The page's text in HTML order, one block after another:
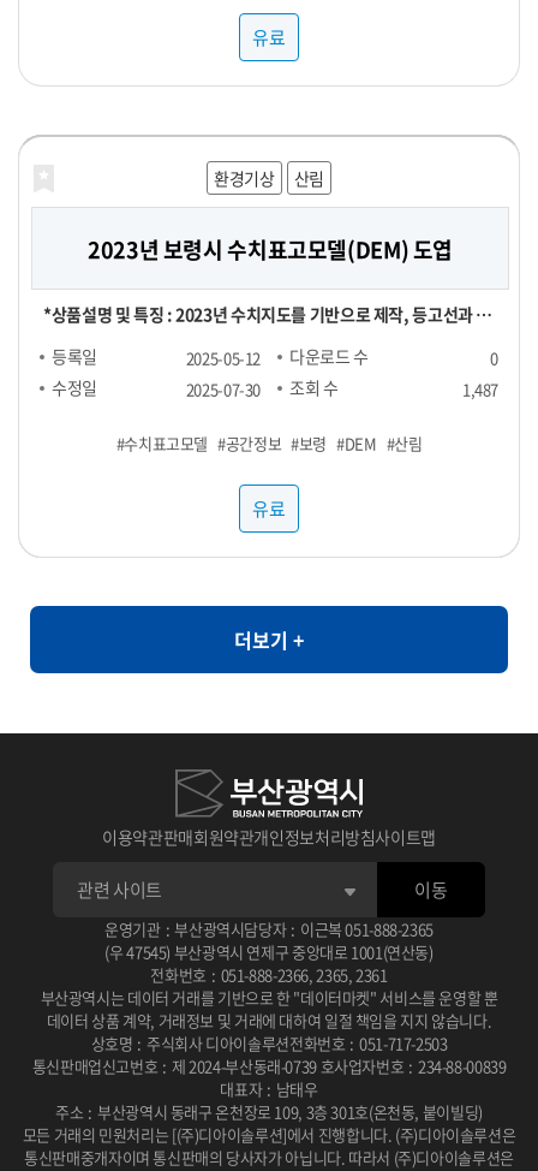
유료
해양농축수산 농식품
대형마트 농산물 실구매 영수증 데이터
실구매 영수증 기반 대형마트 농산물(과일, 채소) 소비 데이터 - 기간
및 용량에 따라 가격 협의 - 구매 가능 기간 : 24년 1월 ~ - 구매 채널 :
대형마트 - 주요 컬럼 : 영수증_이름, 회원_번호, 성별, 연령대, 구매
(과일, 채소) 구매가 포함된 영수증 RAW DATA로, 바스켓 분석 등에
등록일 2025-06-25 다운로드 수 0
수정일 2025-07-31 조회 수 129
#농산물 #대형마트 #영수증 #과일 #채소
유료
재정금융 농식품
영수증 이미지 데이터
[영수증 이미지 데이터 장당 100원] 채널 : 대형마트, 편의점 기간 :
24년 1월 ~ ※온라인, 오프라인 모두 포함되어있으며 사진마다 화질
이 다를 수 있음
등록일 2025-06-24 다운로드 수 0
수정일 2025-07-31 조회 수 107
#샘플1 #샘플4 #영수증 #샘플3 #샘플2
유료
재정금융 농식품
신용카드 채널별 TOP 100 SKU
[신용카드 결제 데이터] ▶ 채널별 TOP 100 SKU : 29,000원 ▶
RAW 형 데이터 : 5,000,000원 채널 : 네이버, 오아시스마켓, 자연드
림, 컬리, 쿠팡 기간 : 25년 1월 ~ FACT : 매출수량 기준 TOP 100
등록일 2025-06-24 다운로드 수 0
수정일 2025-07-31 조회 수 92
#샘플3 #카드 #샘플1 #샘플2 #샘플4
유료
해양농축수산 농식품
전국 지역별 외식 물가
[POS 기반 전국 지역별 외식 물가 데이터] - 1개월 기준 -- 집계형 (지
역별 메뉴 최저가, 최고가, 중앙값, Q1, Q3 값) : 업종당 9만 9천원 --
RAW : 500만원 *협의 -- 지역 구분 : 전국 17개 광역시도 -- 업종 구
찌개, 된장찌개, 삼계탕 설렁탕, 짜장면, 짬뽕, 칼국수 ▷ 카페 : 바닐
라라떼(HOT), 바닐라라떼(ICE), 스무디, 아메리카노(HOT), 아메
리카노(ICE), 에이드, 카라멜마끼아또(HOT), 카라멜마끼아또
(ICE) ▷ 분식 : 김밥(야채), 김밥(참치), 김밥(치즈), 돈까스, 떡볶이,
등록일 2025-06-24 다운로드 수 0
수정일 2025-07-31 조회 수 106
#외식 #샘플2 #물가 #샘플1 #샘플3
유료
보건의료 라이프로그
[합성] HTB 스트레스 진단데이터
본 데이터는 "헬스브릿지"의 "스트레스 진단데이터"를 기반으로,
GAN(적대적 생성 신경망, Generative Adversarial Networks)
모델을 활용하여 생성한 가상의 합성데이터입니다. 합성데이터는 개
니고 있어 임상 연구 및 의료 알고리즘 개발에 적합합니다. 본 데이터
셋은 개인정보 보호 및 연구 목적을 위해 합성데이터(Synthetic
Data) 기법을 기반으로 생성되었습니다. 합성데이터는 실제 데이터
운 분석이 가능하도록 설계되었습니다. 특히 의료/보건/사회 데이터
와 같이 민감한 정보의 활용도가 제한되는 환경에서도 안전하게 고품
질의 데이터 분석을 지원할 수 있습니다. [개요] - 한국인의 자가 정신
유형 코드 - 자기진단 우울 - 자기진단 불안 - 자기진단 스트레스 - 자
기진단 외상후점수 - 상담사 진단 우울 - 상담사 진단 불안 - 상담사 진
에서 주요우울장애 선별을 위한 PHQ-2/PHQ-9 연속선별검사의 유
용성 연구 목적: 일차의료 환경에서 PHQ-2와 PHQ-9를 연속적으로
사용하는 선별검사의 효율성과 정확성을 평가 사용 데이터: 2010년
2월부터 6월까지 일개 대학병원 외래환자 201명을 대상으로 PHQ-
2, PHQ-9, BDI 설문조사 및 DSM-IV 기준에 따른 주치의 면담 주요
결과: PHQ-2/PHQ-9 연속선별검사는 단독 시행보다 진단 정확도가
높고 소요 시간이 적어 일차진료에서 우울증 선별에 유용한 도구로
확인됨 DOI / 링크: 논문 보기 � 뇌교육 기반 명상과 응용근신경학
등록일 2025-06-07 다운로드 수 1
수정일 2025-07-29 조회 수 89
#PTSD #스트레스 #우울 #불안 #합성데이터 #정신건강
유료
환경기상 산림
2023년 보령시 수치표고모델(DEM) 도엽
*상품설명 및 특징 : 2023년 수치지도를 기반으로 제작, 등고선과 표
고점을 활용했은며, 등고오류와 표고오류를 수정 *기간 및 범위 :
2023년 1월 ~ 2023년 12월 *컬럼정보 : 비정형이미지로 칼럼정보
예제 : 각종 GIS시스템 및 서비스 구축 *제한: 본자료는 민간 대상 공
개제한자료로서 민간에 제공할 수 없습니다. *국가공간정보기본법
에 따른 비공개 데이터이므로 민간에게는 판매할 수 없습니다. 공공
등록일 2025-05-12 다운로드 수 0
수정일 2025-07-30 조회 수 1,487
#수치표고모델 #공간정보 #보령 #DEM #산림
유료
더보기 +
이용약관판매회원약관개인정보처리방침사이트맵
운영기관 : 부산광역시담당자 : 이근복051-888-2365
(우 47545) 부산광역시 연제구 중앙대로 1001(연산동)
전화번호 : 051-888-2366, 2365, 2361
부산광역시는 데이터 거래를 기반으로 한 "데이터마켓" 서비스를 운영할 뿐
데이터 상품 계약, 거래정보 및 거래에 대하여 일절 책임을 지지 않습니다.
상호명 : 주식회사 디아이솔루션전화번호 : 051-717-2503
통신판매업신고번호 : 제 2024-부산동래-0739 호사업자번호 : 234-88-00839
대표자 : 남태우
주소 : 부산광역시 동래구 온천장로 109, 3층 301호(온천동, 붙이빌딩)
모든 거래의 민원처리는 [(주)디아이솔루션]에서 진행합니다. (주)디아이솔루션은
통신판매중개자이며 통신판매의 당사자가 아닙니다. 따라서 (주)디아이솔루션은
이동